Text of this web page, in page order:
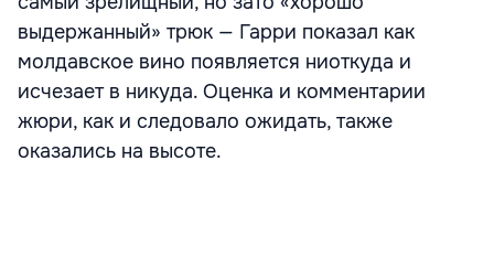
выдержанный» трюк — Гарри показал как
молдавское вино появляется ниоткуда и
исчезает в никуда. Оценка и комментарии
жюри, как и следовало ожидать, также
оказались на высоте.